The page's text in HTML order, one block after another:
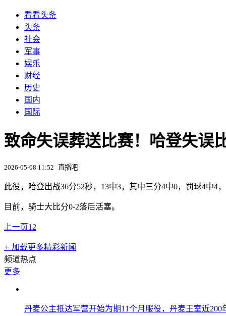
看看头条
头条
社会
军事
娱乐
财经
历史
国内
国际
致命失误葬送比赛！哈登失误
2026-05-08 11:52 直播吧
此役，哈登出战36分52秒，13中3，其中三分4中0，罚球4中4
目前，骑士大比分0-2落后活塞。
上一页1 2
+ 加载更多精彩新闻
频道热点
更多
丹麦公主抵达军营开始为期11个月服役，丹麦王室近200